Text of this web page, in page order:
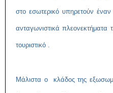
στο εσωτερικό υπηρετούν
ανταγωνιστικά πλεονεκτήματα
τουριστικό .
Μάλιστα ο κλάδος της